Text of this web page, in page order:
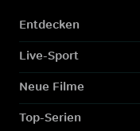
Entdecken
Live-Sport
Neue Filme
Top-Serien